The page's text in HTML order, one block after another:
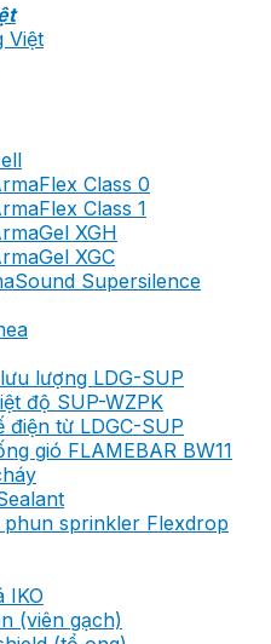
Việt
Class 0
Class 1
XGH
XGC
Supersilence
lượng LDG-SUP
độ SUP-WZPK
điện từ LDGC-SUP
gió FLAMEBAR BW11
phun sprinkler Flexdrop
IKO
(viên gạch)